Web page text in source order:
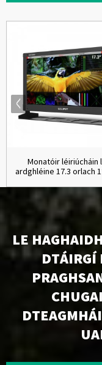
Monatóir léiriúcháin
ardghléine 17.3 orlach
LE
DTÁIRGÍ